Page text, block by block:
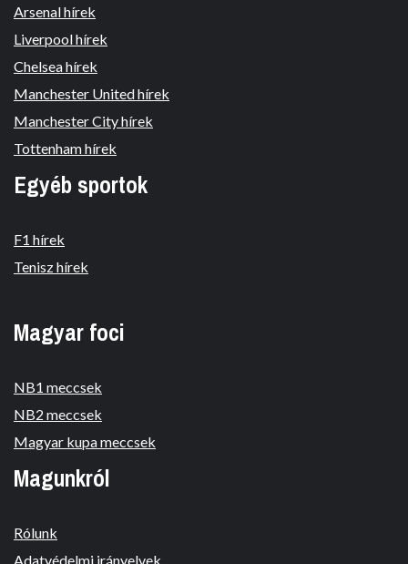
Arsenal hírek
Liverpool hírek
Chelsea hírek
Manchester United hírek
Manchester City hírek
Tottenham hírek
Egyéb sportok
F1 hírek
Tenisz hírek
Magyar foci
NB1 meccsek
NB2 meccsek
Magyar kupa meccsek
Magunkról
Rólunk
Adatvédelmi irányelvek